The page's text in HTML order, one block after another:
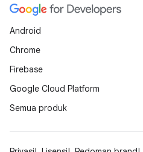
Android
Chrome
Firebase
Google Cloud Platform
Semua produk